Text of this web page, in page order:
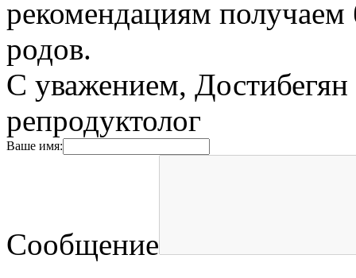
рекомендациям
родов.
С уважением,
репродуктолог
Ваше имя:
Сообщение